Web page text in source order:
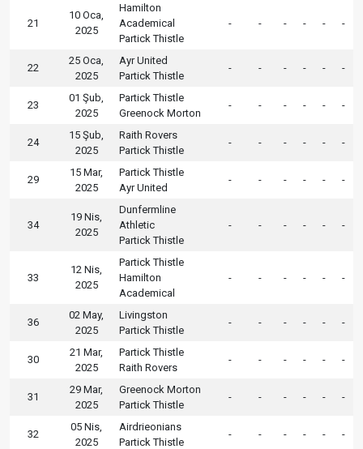
21
10 Oca,
2025
Hamilton
Academical
Partick Thistle
- - - - - -
22
25 Oca,
2025
Ayr United
Partick Thistle
- - - - - -
23
01 Şub,
2025
Partick Thistle
Greenock Morton
- - - - - -
24
15 Şub,
2025
Raith Rovers
Partick Thistle
- - - - - -
29
15 Mar,
2025
Partick Thistle
Ayr United
- - - - - -
34
19 Nis,
2025
Dunfermline
Athletic
Partick Thistle
- - - - - -
33
12 Nis,
2025
Partick Thistle
Hamilton
Academical
- - - - - -
36
02 May,
2025
Livingston
Partick Thistle
- - - - - -
30
21 Mar,
2025
Partick Thistle
Raith Rovers
- - - - - -
31
29 Mar,
2025
Greenock Morton
Partick Thistle
- - - - - -
32
05 Nis,
2025
Airdrieonians
Partick Thistle
- - - - - -